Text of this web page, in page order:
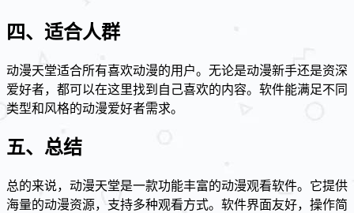
四、适合人群
动漫天堂适合所有喜欢动漫的用户。无论是动漫新手还是资深
爱好者，都可以在这里找到自己喜欢的内容。软件能满足不同
类型和风格的动漫爱好者需求。
五、总结
总的来说，动漫天堂是一款功能丰富的动漫观看软件。它提供
海量的动漫资源，支持多种观看方式。软件界面友好，操作简